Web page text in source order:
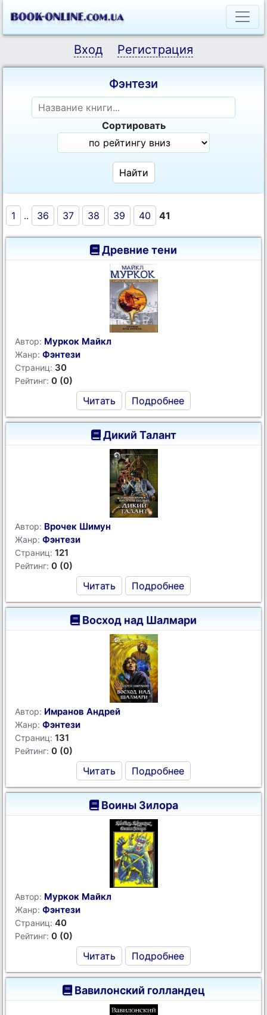
Вход Регистрация
Фэнтези
Сортировать
1 .. 36 37 38 39 40 41
Древние тени
Автор: Муркок Майкл
Жанр: Фэнтези
Страниц: 30
Рейтинг: 0 (0)
Читать Подробнее
Дикий Талант
Автор: Врочек Шимун
Жанр: Фэнтези
Страниц: 121
Рейтинг: 0 (0)
Читать Подробнее
Восход над Шалмари
Автор: Имранов Андрей
Жанр: Фэнтези
Страниц: 131
Рейтинг: 0 (0)
Читать Подробнее
Воины Зилора
Автор: Муркок Майкл
Жанр: Фэнтези
Страниц: 40
Рейтинг: 0 (0)
Читать Подробнее
Вавилонский голландец